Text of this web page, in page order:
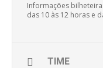
Informações
das 10 às 12 horas e
TIME